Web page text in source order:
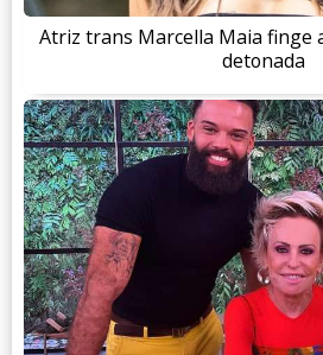
Atriz trans Marcella Maia finge
detonada